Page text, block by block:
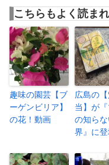
こちらもよく読ま
趣味の園芸【ブ
ーゲンビリア】
の花！動画
広島の
当】が
の知ら
界』に登